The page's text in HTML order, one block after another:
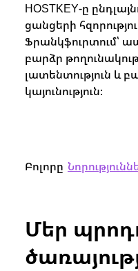
HOSTKEY-ը
ցանցերի
Ֆրանկֆուրտում՝
բարձր
լատենտություն և
կայունություն։
Բոլորը
Մեր